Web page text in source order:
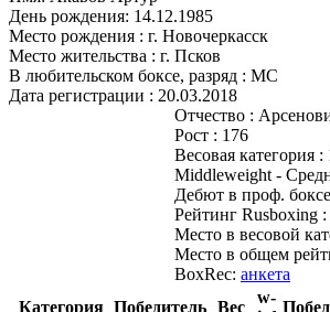
День рождения: 14.12.1985
Место рождения : г. Новочеркасск
Место жительства : г. Псков
В любительском боксе, разряд : МС
Дата регистрации : 20.03.2018
Отчество :
Рост : 176
Весовая категория :
Middleweight -
Дебют в проф.
Рейтинг Rusboxing :
Место в весовой
Место в общем
BoxRec: анкета
Категория Победитель Вес
w-